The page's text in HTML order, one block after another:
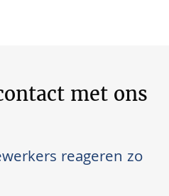
met ons
reageren zo